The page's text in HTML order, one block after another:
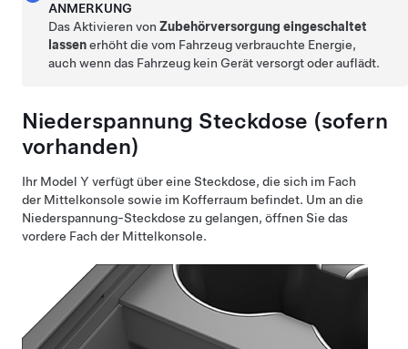
ANMERKUNG
Das Aktivieren vonZubehörversorgung eingeschaltet
lassenerhöht die vom Fahrzeug verbrauchte Energie,
auch wenn das Fahrzeug kein Gerät versorgt oder auflädt.
Niederspannung Steckdose (sofern
vorhanden)
Ihr Model Y verfügt über eine Steckdose, die sich im Fach
der Mittelkonsole sowie im Kofferraum befindet. Um an die
Niederspannung-Steckdose zu gelangen, öffnen Sie das
vordere Fach der Mittelkonsole.